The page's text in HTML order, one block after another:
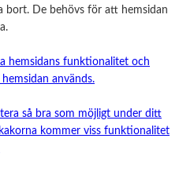
bort. De behövs för att hemsidan
hemsidans funktionalitet och
används.
så bra som möjligt under ditt
kommer viss funktionalitet